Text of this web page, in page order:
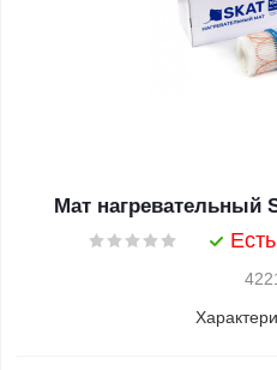
Мат нагревательный